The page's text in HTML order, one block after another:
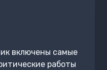
включены самые
работы